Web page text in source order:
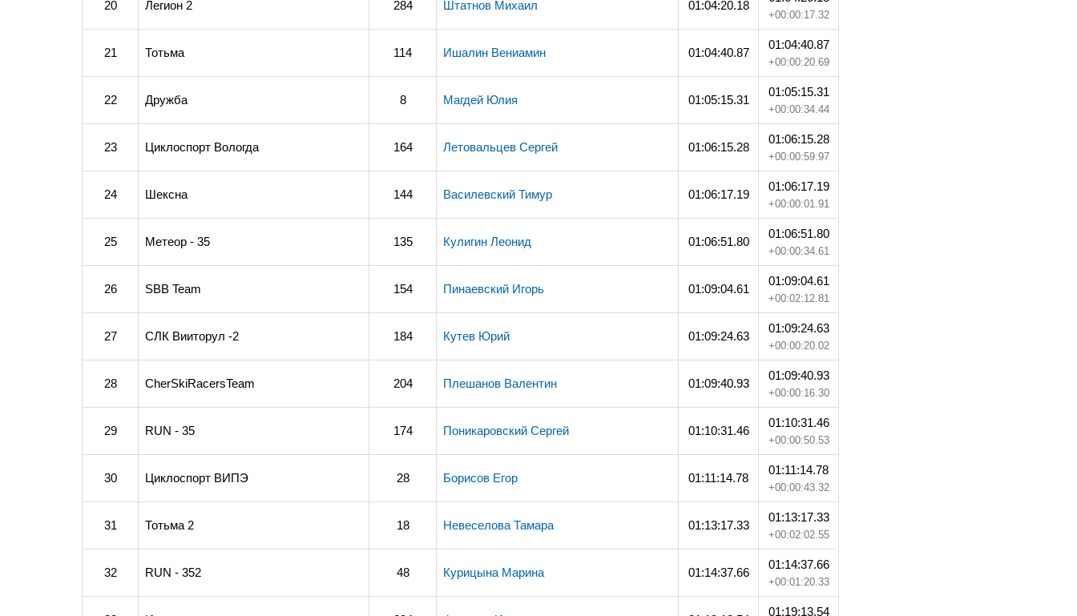
20 Легион 2 284 Штатнов Михаил 01:04:20.18
+00:00:17.32
21 Тотьма 114 Ишалин Вениамин 01:04:40.87
01:04:40.87
+00:00:20.69
22 Дружба 8 Магдей Юлия 01:05:15.31
01:05:15.31
+00:00:34.44
23 Циклоспорт Вологда 164 Летовальцев Сергей 01:06:15.28
01:06:15.28
+00:00:59.97
24 Шексна 144 Василевский Тимур 01:06:17.19
01:06:17.19
+00:00:01.91
25 Метеор - 35 135 Кулигин Леонид 01:06:51.80
01:06:51.80
+00:00:34.61
26 SBB Team 154 Пинаевский Игорь 01:09:04.61
01:09:04.61
+00:02:12.81
27 СЛК Вииторул -2 184 Кутев Юрий 01:09:24.63
01:09:24.63
+00:00:20.02
28 CherSkiRacersTeam 204 Плешанов Валентин 01:09:40.93
01:09:40.93
+00:00:16.30
29 RUN - 35 174 Поникаровский Сергей 01:10:31.46
01:10:31.46
+00:00:50.53
30 Циклоспорт ВИПЭ 28 Борисов Егор 01:11:14.78
01:11:14.78
+00:00:43.32
31 Тотьма 2 18 Невеселова Тамара 01:13:17.33
01:13:17.33
+00:02:02.55
32 RUN - 352 48 Курицына Марина 01:14:37.66
01:14:37.66
+00:01:20.33
01:19:13.54